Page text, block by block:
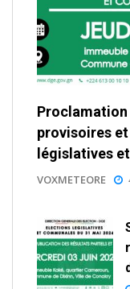
provisoires
législatives
VOXMETEORE